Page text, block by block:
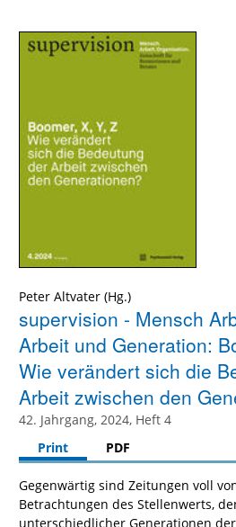
Peter Altvater
supervision - Mensch
Arbeit und Generation:
Wie verändert sich die
Arbeit zwischen den
42. Jahrgang, 2024, Heft 4
Print
PDF
Gegenwärtig sind Zeitungen voll
Betrachtungen des Stellenwerts,
unterschiedlicher Generationen